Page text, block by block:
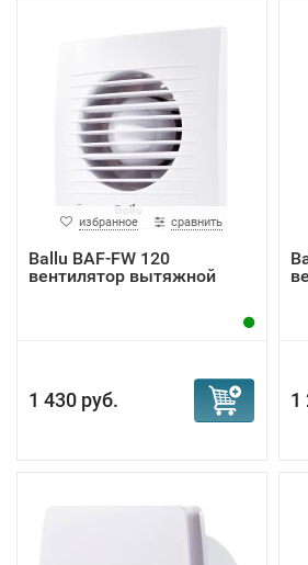
избранное сравнить
Ballu BAF-FW 120
вентилятор вытяжной
1 430 руб. 1